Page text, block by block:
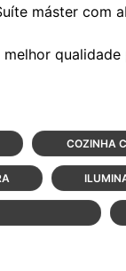
máster com
COZINHA